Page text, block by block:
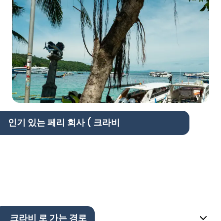
인기 있는 페리 회사 ( 크라비
크라비 로 가는 경로